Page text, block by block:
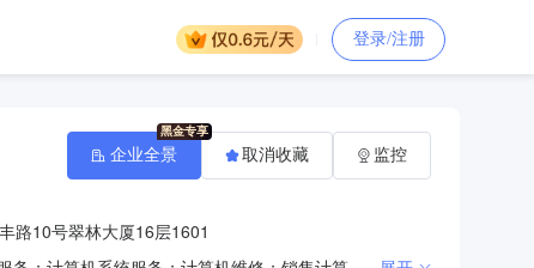
登录/注册
路10号翠林大厦16层1601
企业全景 取消收藏 监控